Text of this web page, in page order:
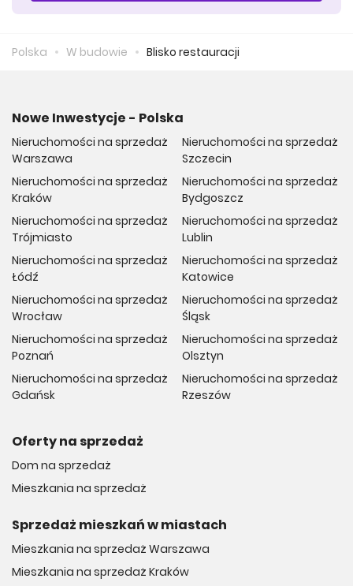
Polska W budowie Blisko restauracji
Nowe Inwestycje - Polska
Nieruchomości na sprzedaż
Warszawa
Nieruchomości na sprzedaż
Kraków
Nieruchomości na sprzedaż
Trójmiasto
Nieruchomości na sprzedaż
Łódź
Nieruchomości na sprzedaż
Wrocław
Nieruchomości na sprzedaż
Poznań
Nieruchomości na sprzedaż
Gdańsk
Nieruchomości na sprzedaż
Szczecin
Nieruchomości na sprzedaż
Bydgoszcz
Nieruchomości na sprzedaż
Lublin
Nieruchomości na sprzedaż
Katowice
Nieruchomości na sprzedaż
Śląsk
Nieruchomości na sprzedaż
Olsztyn
Nieruchomości na sprzedaż
Rzeszów
Oferty na sprzedaż
Dom na sprzedaż
Mieszkania na sprzedaż
Sprzedaż mieszkań w miastach
Mieszkania na sprzedaż Warszawa
Mieszkania na sprzedaż Kraków